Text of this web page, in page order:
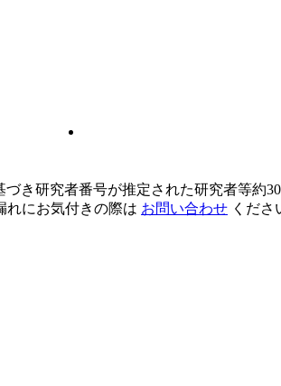
き研究者番号が推定された研究者等約30
れにお気付きの際は お問い合わせ くださ